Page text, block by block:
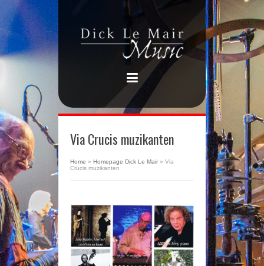
Via Crucis muzikanten
Home » Homepage Dick Le Mair » Via
Crucis muzikanten